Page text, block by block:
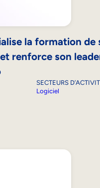
la formation de
renforce son
SECTEURS
Logiciel